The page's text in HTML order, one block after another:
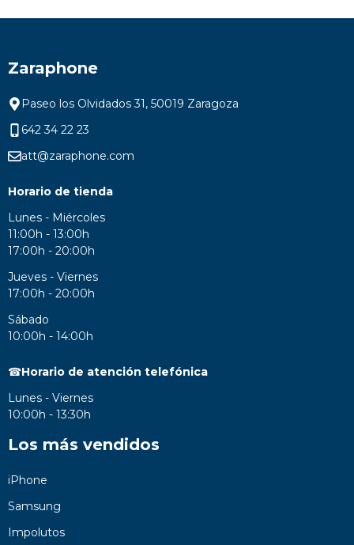
Zaraphone
Paseo los Olvidados 31, 50019 Zaragoza
642 34 22 23
att@zaraphone.com
Horario de tienda
Lunes - Miércoles
11:00h - 13:00h
17:00h - 20:00h
Jueves - Viernes
17:00h - 20:00h
Sábado
10:00h - 14:00h
☎Horario de atención telefónica
Lunes - Viernes
10:00h - 13:30h
Los más vendidos
iPhone
Samsung
Impolutos